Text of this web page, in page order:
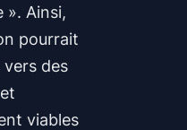
». Ainsi,
pourrait
des
viables